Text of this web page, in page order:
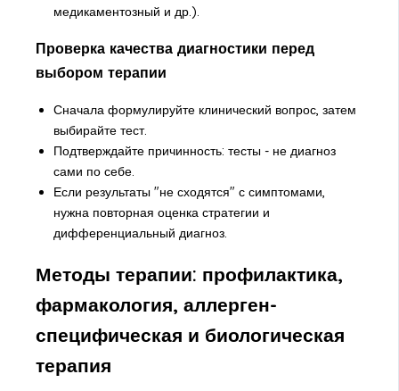
медикаментозный и др.).
Проверка качества диагностики перед
выбором терапии
Сначала формулируйте клинический вопрос, затем
выбирайте тест.
Подтверждайте причинность: тесты - не диагноз
сами по себе.
Если результаты "не сходятся" с симптомами,
нужна повторная оценка стратегии и
дифференциальный диагноз.
Методы терапии: профилактика,
фармакология, аллерген-
специфическая и биологическая
терапия